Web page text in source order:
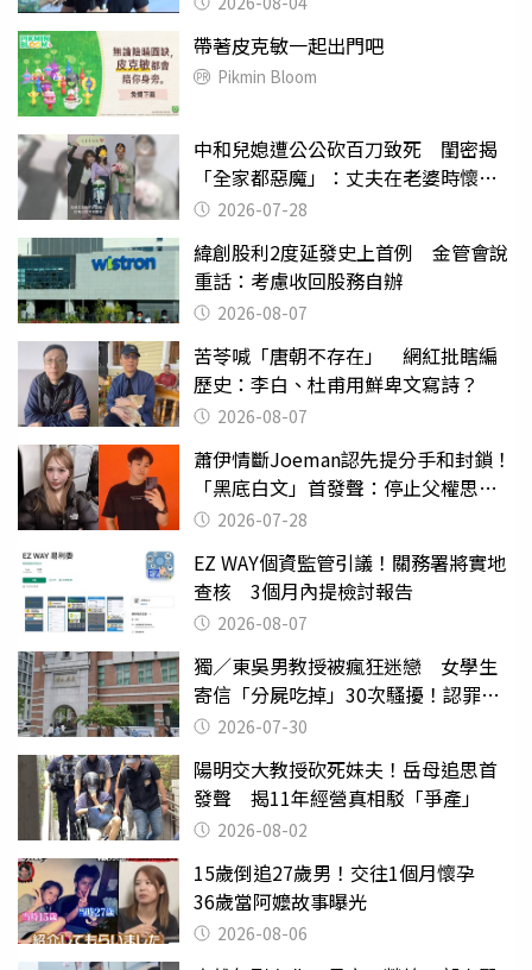
帶著皮克敏一起出門吧
Pikmin Bloom
中和兒媳遭公公砍百刀致死 閨密揭
「全家都惡魔」：丈夫在老婆時懷孕
摔東西
2026-07-28
緯創股利2度延發史上首例 金管會說
重話：考慮收回股務自辦
2026-08-07
苦苓喊「唐朝不存在」 網紅批瞎編
歷史：李白、杜甫用鮮卑文寫詩？
2026-08-07
蕭伊情斷Joeman認先提分手和封鎖！
「黑底白文」首發聲：停止父權思維
物化女性
2026-07-28
EZ WAY個資監管引議！關務署將實地
查核 3個月內提檢討報告
2026-08-07
獨／東吳男教授被瘋狂迷戀 女學生
寄信「分屍吃掉」30次騷擾！認罪免
關 2026-07-30
陽明交大教授砍死妹夫！岳母追思首
發聲 揭11年經營真相駁「爭產」
2026-08-02
15歲倒追27歲男！交往1個月懷孕
36歲當阿嬤故事曝光
2026-08-06